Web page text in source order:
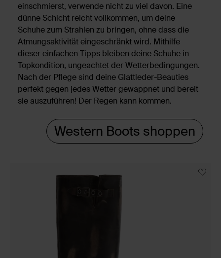
einschmierst, verwende nicht zu viel davon. Eine
dünne Schicht reicht vollkommen, um deine
Schuhe zum Strahlen zu bringen, ohne dass die
Atmungsaktivität eingeschränkt wird. Mithilfe
dieser einfachen Tipps bleiben deine Schuhe in
Topkondition, ungeachtet der Wetterbedingungen.
Nach der Pflege sind deine Glattleder-Beauties
perfekt gegen jedes Wetter gewappnet und bereit
sie auszuführen! Der Regen kann kommen.
Western Boots shoppen